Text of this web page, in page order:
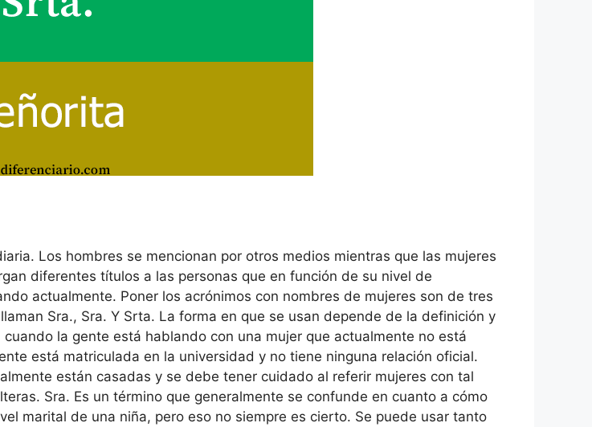
Los hombres se mencionan por otros medios mientras que las mujeres
diferentes títulos a las personas que en función de su nivel de
actualmente. Poner los acrónimos con nombres de mujeres son de tres
Sra., Sra. Y Srta. La forma en que se usan depende de la definición y
la gente está hablando con una mujer que actualmente no está
está matriculada en la universidad y no tiene ninguna relación oficial.
están casadas y se debe tener cuidado al referir mujeres con tal
Sra. Es un término que generalmente se confunde en cuanto a cómo
marital de una niña, pero eso no siempre es cierto. Se puede usar tanto